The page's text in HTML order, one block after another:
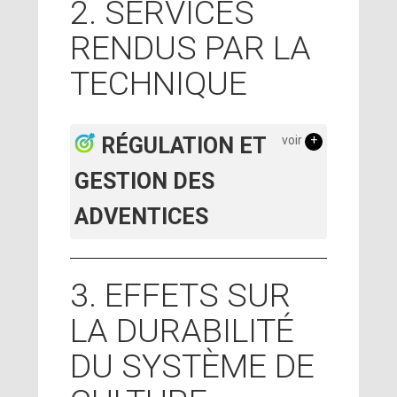
2. SERVICES
RENDUS PAR LA
TECHNIQUE
voir +
RÉGULATION ET
GESTION DES
ADVENTICES
3. EFFETS SUR
LA DURABILITÉ
DU SYSTÈME DE